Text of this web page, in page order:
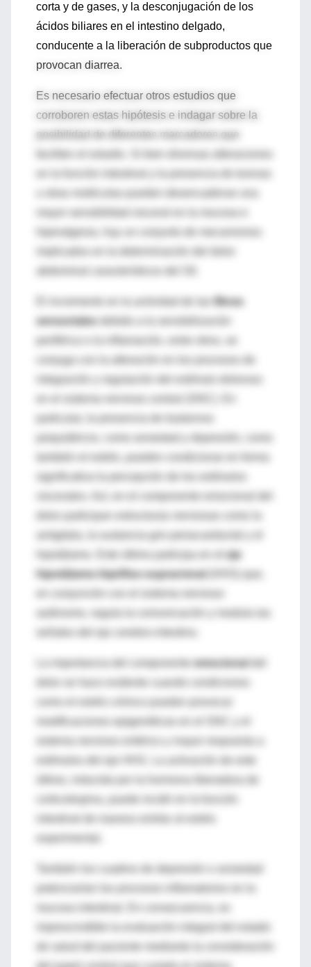
corta y de gases, y la desconjugación de los
ácidos biliares en el intestino delgado,
conducente a la liberación de subproductos que
provocan diarrea.
Es necesario efectuar otros estudios que
corroboren estas hipótesis e indagar sobre la
posibilidad de diferentes marcadores que
mayor sensibilidad visceral en la mucosa e
hiperalgesia, hay un conjunto de mecanismos
fibras
sensoriales
conjuga con la alteración en los procesos de
integración y regulación del estímulo doloroso
psiquiátricos, como ansiedad y depresión, como
significativa la percepción de los estímulos
viscerales. Así, en el componente emocional del
amígdala, la sustancia gris periacueductal y el
eje
hipotálamo-hipófiso-suprarrenal
autónomo, regula la comunicación y modula las
La importancia del componente emocional
modificaciones epigenéticas en el SNC y el
sistema nervioso entérico y mayor respuesta a
imprescindible la evaluación integral del estado